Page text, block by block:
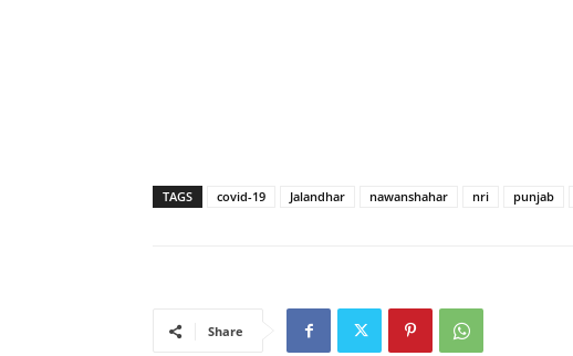
TAGS covid-19 Jalandhar nawanshahar nri punjab
Share